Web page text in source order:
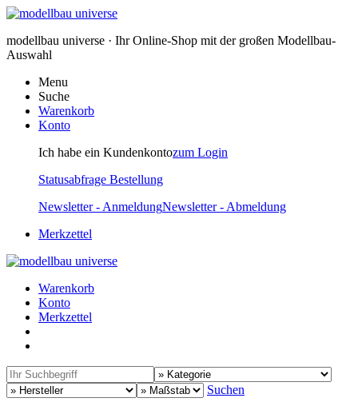
modellbau universe · Ihr Online-Shop mit der großen Modellbau-
Auswahl
Menu
Suche
Warenkorb
Konto
Ich habe ein Kundenkontozum Login
Statusabfrage Bestellung
Newsletter - AnmeldungNewsletter - Abmeldung
Merkzettel
Warenkorb
Konto
Merkzettel
Suchen